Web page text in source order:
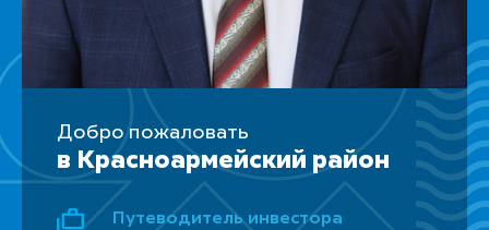
Добро пожаловать
в Красноармейский район
Путеводитель инвестора